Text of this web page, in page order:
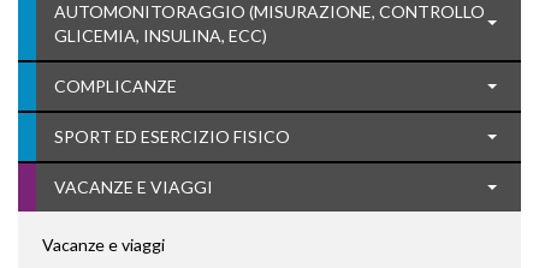
AUTOMONITORAGGIO (MISURAZIONE, CONTROLLO
GLICEMIA, INSULINA, ECC)
COMPLICANZE
SPORT ED ESERCIZIO FISICO
VACANZE E VIAGGI
Vacanze e viaggi